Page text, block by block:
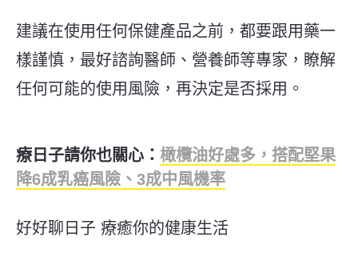
建議在使用任何保健產品之前，都要跟用藥一
樣謹慎，最好諮詢醫師、營養師等專家，瞭解
任何可能的使用風險，再決定是否採用。
療日子請你也關心： 橄欖油好處多，搭配堅果
降6成乳癌風險、3成中風機率
好好聊日子 療癒你的健康生活